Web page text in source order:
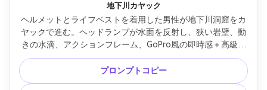
地下川カヤック
ヘルメットとライフベストを着用した男性が地下川洞窟をカ
ヤックで進む。ヘッドランプが水面を反射し、狭い岩壁、動
きの水滴、アクションフレーム、GoPro風の即時感＋高級リ
アル、Sony A1、24mm、鮮明なハイライト、動的シャッタ
ー、写真リアルな冒険ショット --ar 4:5
プロンプトコピー